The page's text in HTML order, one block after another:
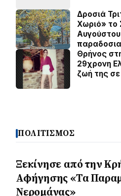
Δροσιά
Χωριό» το
Θρήνος
29χρονη
ζωή της
ΠΟΛΙΤΙΣΜΟΣ
Ξεκίνησε από την
Αφήγησης «Τα
Νερομάνας»